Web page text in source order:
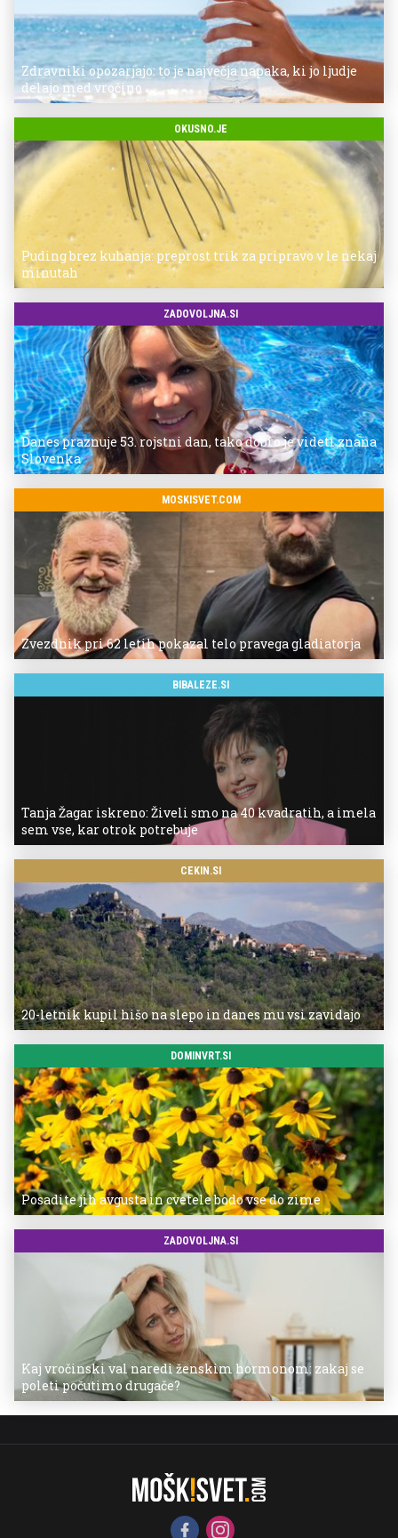
Zdravniki opozarjajo: to je največja napaka, ki jo ljudje
delajo med vročino
OKUSNO.JE
Puding brez kuhanja: preprost trik za pripravo v le nekaj
minutah
ZADOVOLJNA.SI
Danes praznuje 53. rojstni dan, tako dobro je videti znana
Slovenka
MOSKISVET.COM
Zvezdnik pri 62 letih pokazal telo pravega gladiatorja
BIBALEZE.SI
Tanja Žagar iskreno: Živeli smo na 40 kvadratih, a imela
sem vse, kar otrok potrebuje
CEKIN.SI
20-letnik kupil hišo na slepo in danes mu vsi zavidajo
DOMINVRT.SI
Posadite jih avgusta in cvetele bodo vse do zime
ZADOVOLJNA.SI
Kaj vročinski val naredi ženskim hormonom: zakaj se
poleti počutimo drugače?